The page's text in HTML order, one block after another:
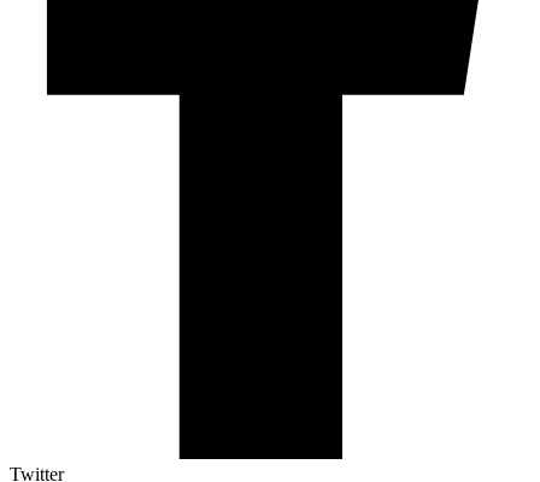
Twitter